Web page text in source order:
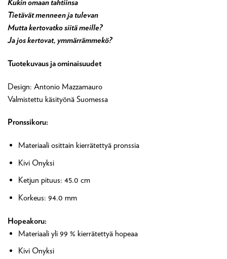
Kukin omaan tahtiinsa
Tietävät menneen ja tulevan
Mutta kertovatko siitä meille?
Ja jos kertovat, ymmärrämmekö?
Tuotekuvaus ja ominaisuudet
Design: Antonio Mazzamauro
Valmistettu käsityönä Suomessa
Pronssikoru:
Materiaali osittain kierrätettyä pronssia
Kivi Onyksi
Ketjun pituus: 45.0 cm
Korkeus: 94.0 mm
Hopeakoru:
Materiaali yli 99 % kierrätettyä hopeaa
Kivi Onyksi